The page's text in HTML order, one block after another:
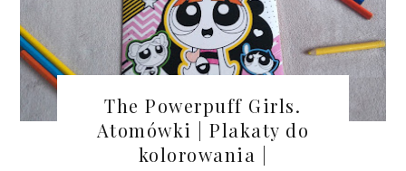
The Powerpuff Girls.
Atomówki | Plakaty do
kolorowania |